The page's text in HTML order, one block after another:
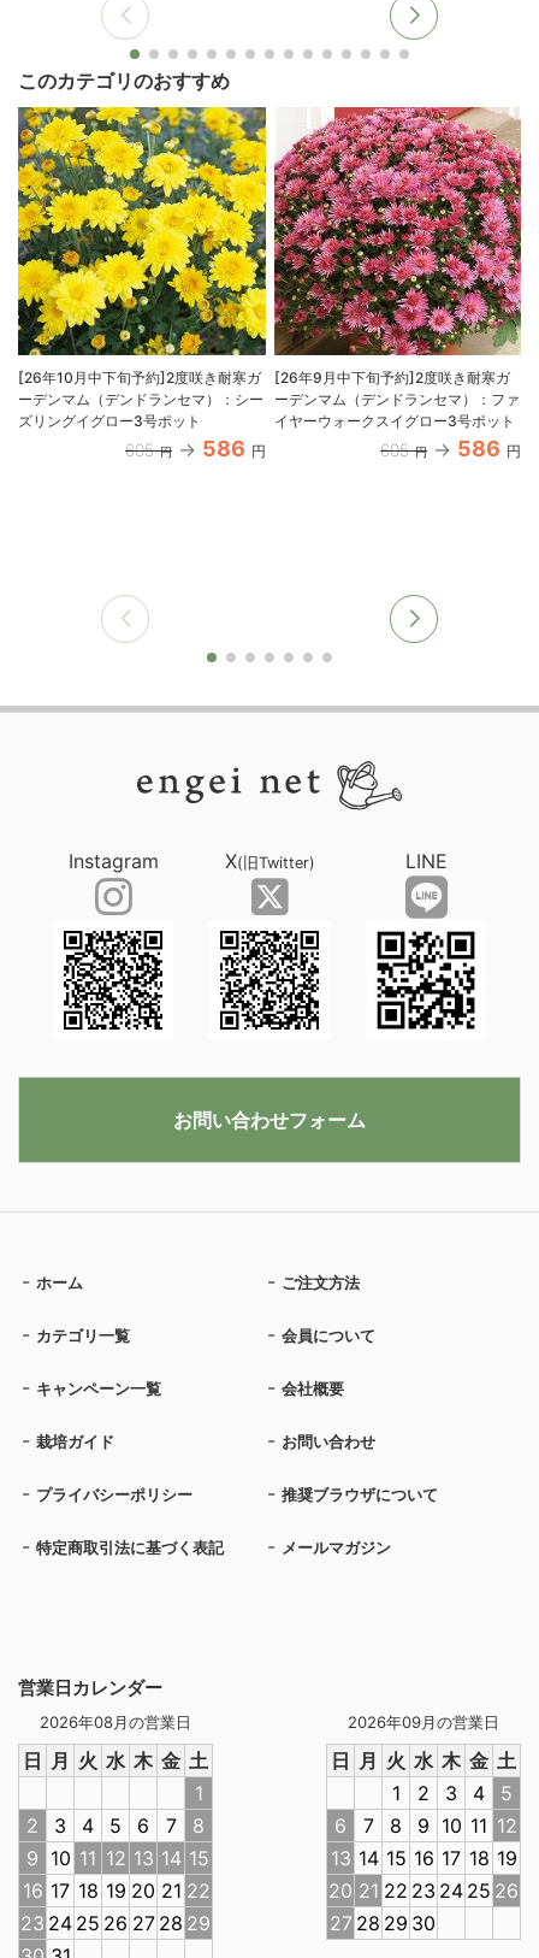
このカテゴリのおすすめ
[26年10月中下旬予約]2度咲き耐寒ガ
ーデンマム（デンドランセマ）：シー
ズリングイグロー3号ポット
605 円 586 円
[26年9月中下旬予約]2度咲き耐寒ガ
ーデンマム（デンドランセマ）：ファ
イヤーウォークスイグロー3号ポット
605 円 586 円
営業日カレンダー
2026年08月の営業日
日 月 火 水 木 金 土
1
2
3 4 5 6 7
8
9 10 11 12 13 14 15
16 17 18 19 20 21 22
23 24 25 26 27 28 29
2026年09月の営業日
日 月 火 水 木 金 土
1
2 3 4
5
6
7 8 9 10 11 12
13 14 15 16 17 18 19
20 21 22 23 24 25 26
27 28 29 30
ホーム ご注文方法
カテゴリ一覧 会員について
キャンペーン一覧 会社概要
栽培ガイド お問い合わせ
プライバシーポリシー 推奨ブラウザについて
特定商取引法に基づく表記 メールマガジン
Instagram X(旧Twitter) LINE
お問い合わせフォーム